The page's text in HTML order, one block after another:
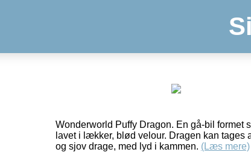
Wonderworld Puffy Dragon. En gå-bil formet
lavet i lækker, blød velour. Dragen kan tages
og sjov drage, med lyd i kammen. (Læs mere)